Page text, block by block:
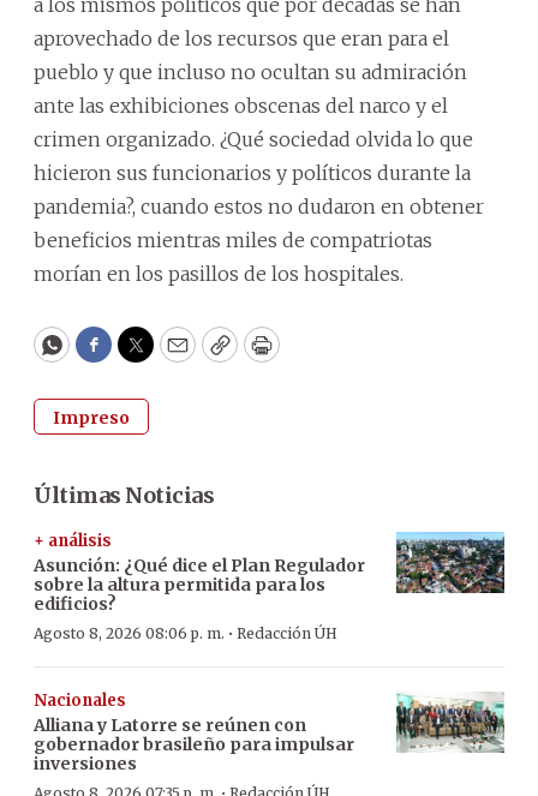
a los mismos políticos que por décadas se han
aprovechado de los recursos que eran para el
pueblo y que incluso no ocultan su admiración
ante las exhibiciones obscenas del narco y el
crimen organizado. ¿Qué sociedad olvida lo que
hicieron sus funcionarios y políticos durante la
pandemia?, cuando estos no dudaron en obtener
beneficios mientras miles de compatriotas
morían en los pasillos de los hospitales.
WhatsApp
Facebook
Twitter
EmailCopyPrint
Impreso
Últimas Noticias
+ análisis
Asunción: ¿Qué dice el Plan Regulador
sobre la altura permitida para los
edificios?
Agosto 8, 2026 08:06 p. m. · Redacción ÚH
Nacionales
Alliana y Latorre se reúnen con
gobernador brasileño para impulsar
inversiones